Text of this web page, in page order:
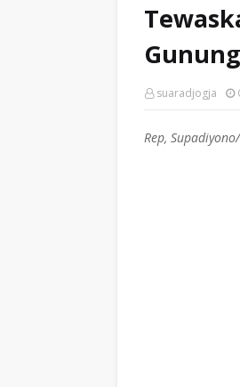
suaradjogja
Rep,